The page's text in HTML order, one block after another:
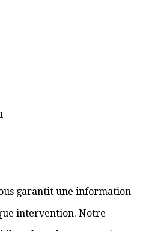
garantit une information
intervention. Notre